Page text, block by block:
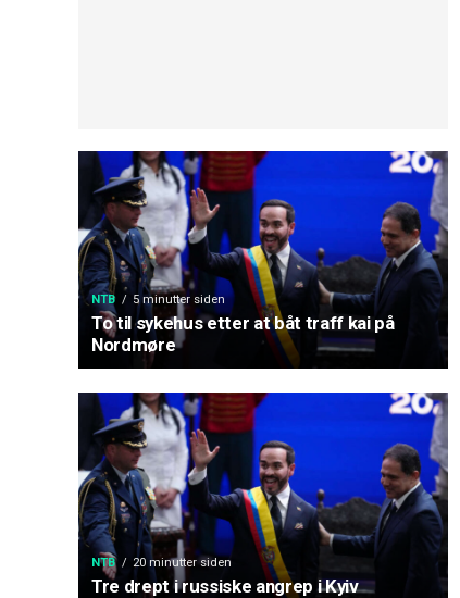
NTB 5 minutter siden
To til sykehus etter at båt traff kai på
Nordmøre
NTB 20 minutter siden
Tre drept i russiske angrep i Kyiv